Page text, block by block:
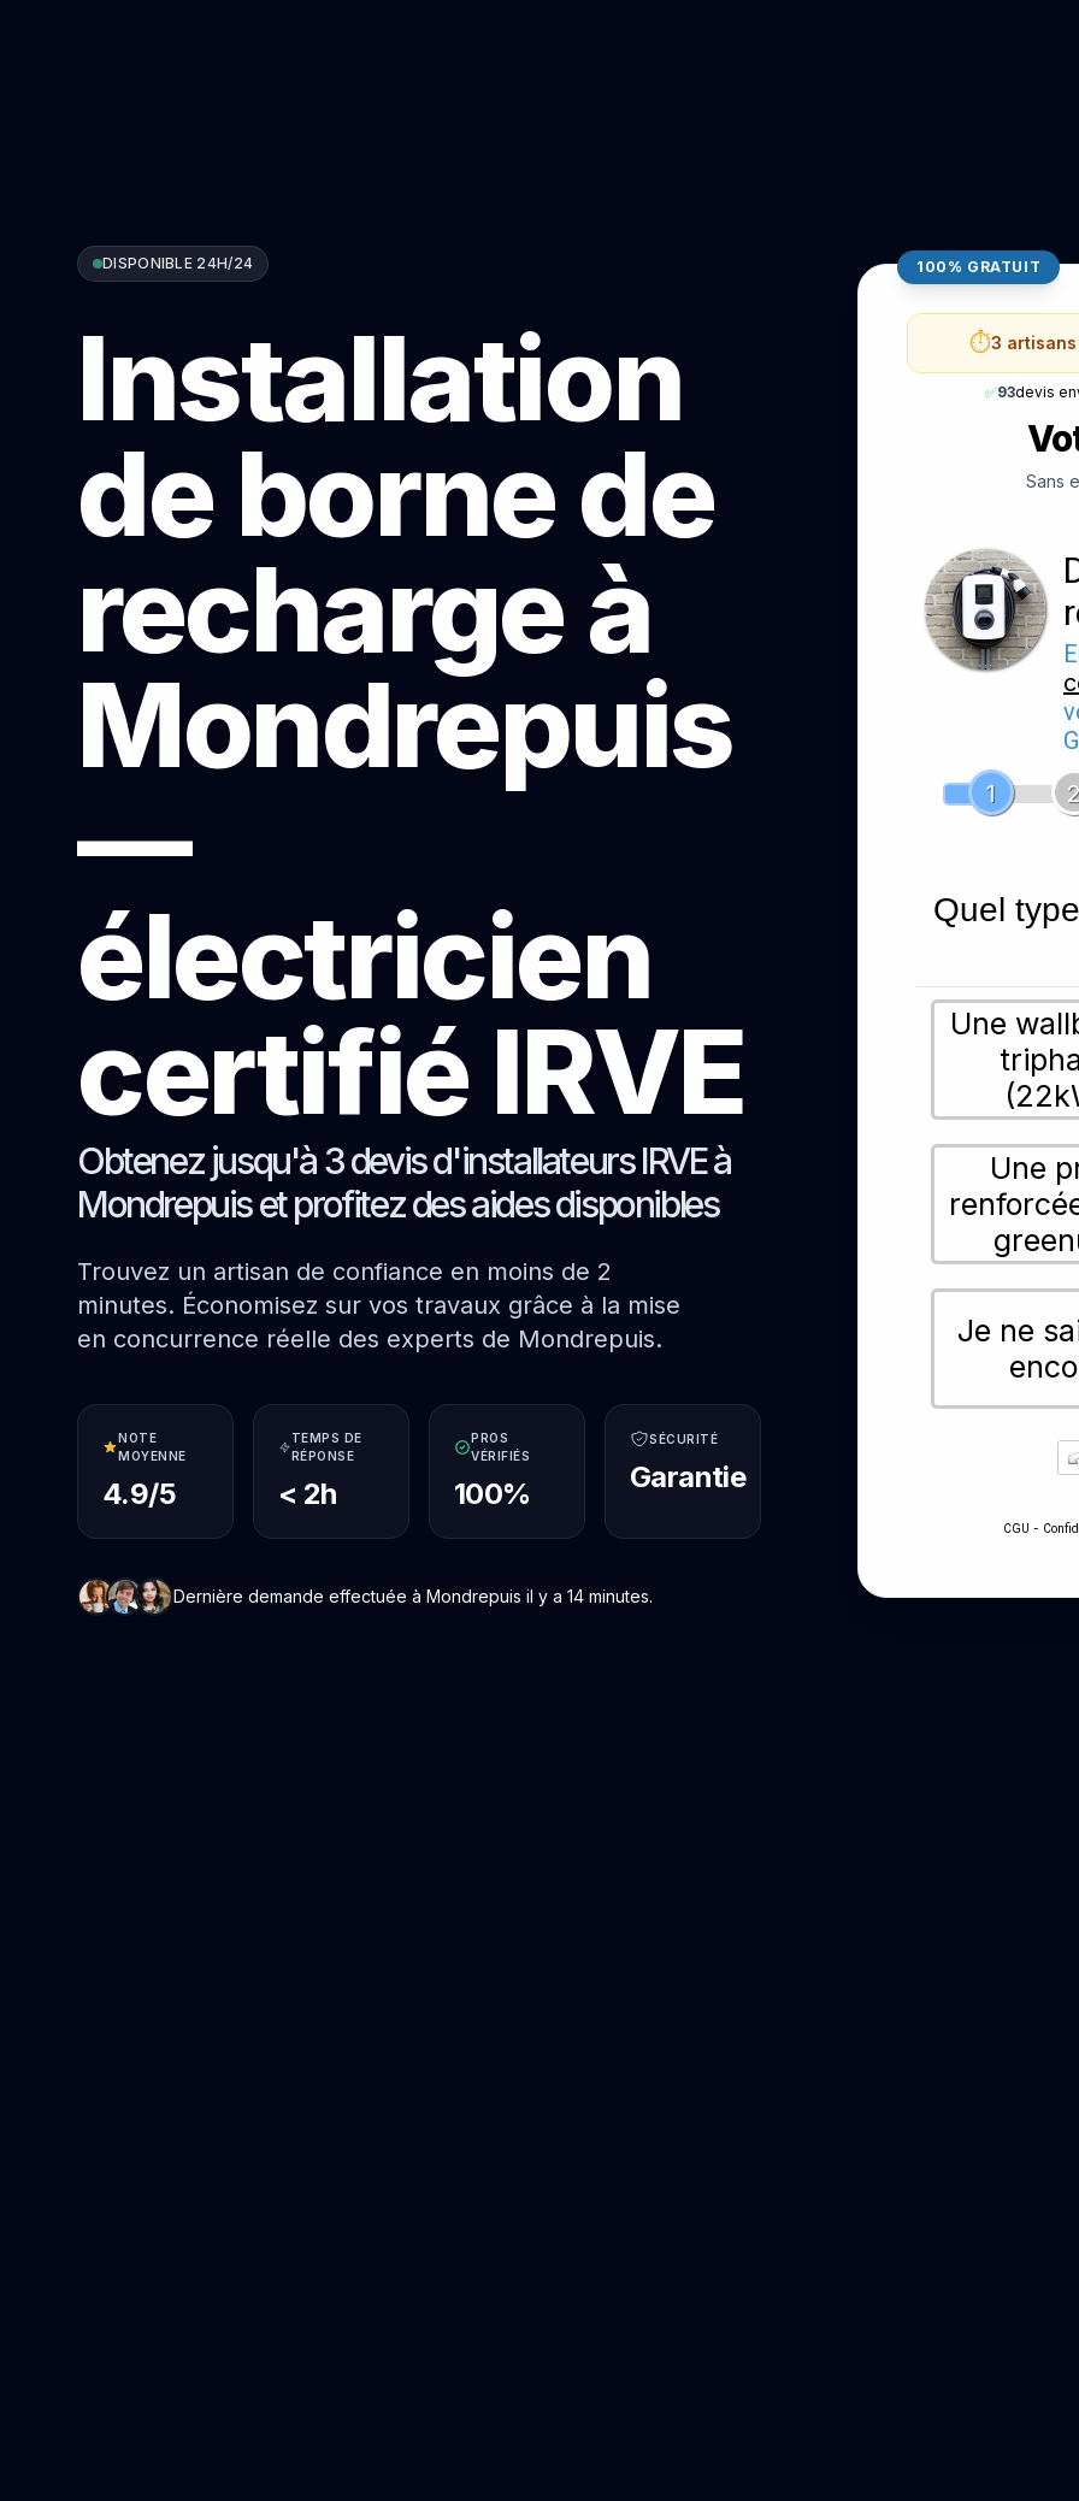
DISPONIBLE 24H/24
Installation
de borne de
recharge à
Mondrepuis
—
électricien
certifié IRVE
Obtenez jusqu'à 3 devis d'installateurs IRVE à
Mondrepuis et profitez des aides disponibles
Trouvez un artisan de confiance en moins de 2
minutes. Économisez sur vos travaux grâce à la mise
en concurrence réelle des experts de Mondrepuis.
NOTE
MOYENNE
4.9/5
TEMPS DE
RÉPONSE
< 2h
PROS
VÉRIFIÉS
100%
SÉCURITÉ
Garantie
Dernière demande effectuée à Mondrepuis il y a 14 minutes.
100% GRATUIT
⏱️3
✅93devis
Sans
1
2
Quel
Une
Une
Je ne
CGU -